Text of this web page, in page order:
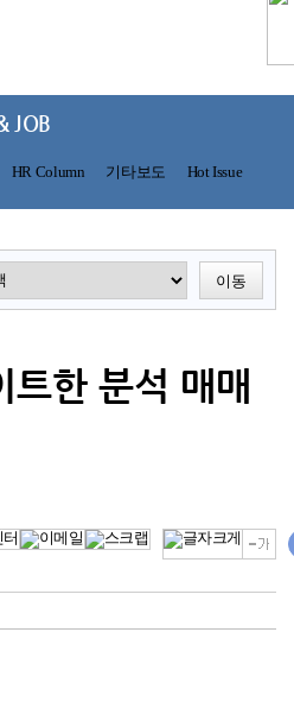
HR Column 기타보도 Hot Issue
JOB
이동
한 분석 매매